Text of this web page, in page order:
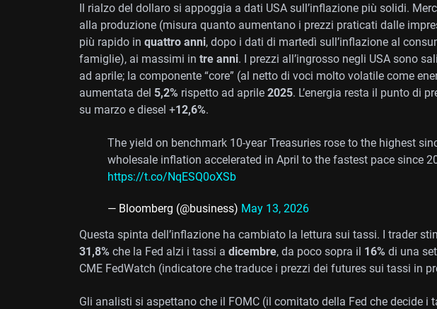
Il rialzo del dollaro si appoggia a dati USA sull’inflazione più solidi.
alla produzione (misura quanto aumentano i prezzi praticati dalle
più rapido in quattro anni, dopo i dati di martedì sull’inflazione al
famiglie), ai massimi in tre anni. I prezzi all’ingrosso negli USA sono
ad aprile; la componente “core” (al netto di voci molto volatile come
aumentata del 5,2% rispetto ad aprile 2025. L’energia resta il punto di
su marzo e diesel +12,6%.
The yield on benchmark 10-year Treasuries rose to the highest
wholesale inflation accelerated in April to the fastest pace since
https://t.co/NqESQ0oXSb
— Bloomberg (@business) May 13, 2026
Questa spinta dell’inflazione ha cambiato la lettura sui tassi. I trader
31,8% che la Fed alzi i tassi a dicembre, da poco sopra il 16% di una
CME FedWatch (indicatore che traduce i prezzi dei futures sui tassi in
Gli analisti si aspettano che il FOMC (il comitato della Fed che decide i